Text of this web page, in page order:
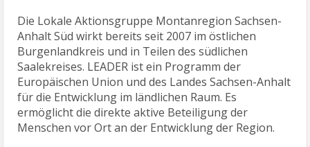
Die Lokale Aktionsgruppe Montanregion Sachsen-
Anhalt Süd wirkt bereits seit 2007 im östlichen
Burgenlandkreis und in Teilen des südlichen
Saalekreises. LEADER ist ein Programm der
Europäischen Union und des Landes Sachsen-Anhalt
für die Entwicklung im ländlichen Raum. Es
ermöglicht die direkte aktive Beteiligung der
Menschen vor Ort an der Entwicklung der Region.